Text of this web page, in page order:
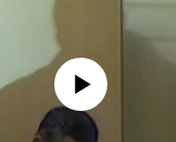
source currently